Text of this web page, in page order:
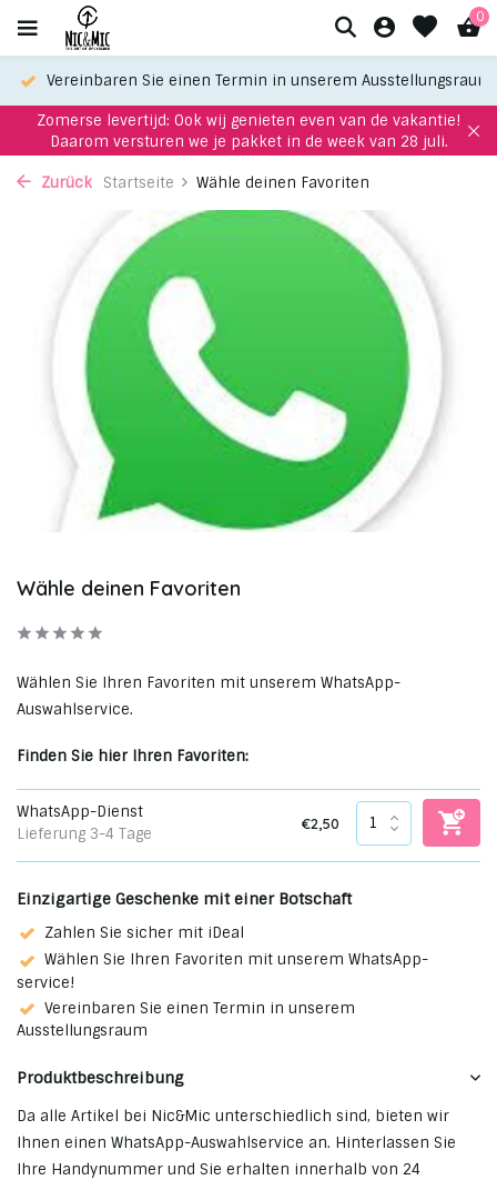
0
Vereinbaren Sie einen Termin in unserem Ausstellungsraum
Zomerse levertijd: Ook wij genieten even van de vakantie!
Daarom versturen we je pakket in de week van 28 juli.
Zurück Startseite Wähle deinen Favoriten
Wähle deinen Favoriten
Wählen Sie Ihren Favoriten mit unserem WhatsApp-
Auswahlservice.
Finden Sie hier Ihren Favoriten:
WhatsApp-Dienst
Lieferung 3-4 Tage
€2,50
Einzigartige Geschenke mit einer Botschaft
Zahlen Sie sicher mit iDeal
Wählen Sie Ihren Favoriten mit unserem WhatsApp-
service!
Vereinbaren Sie einen Termin in unserem
Ausstellungsraum
Produktbeschreibung
Da alle Artikel bei Nic&Mic unterschiedlich sind, bieten wir
Ihnen einen WhatsApp-Auswahlservice an. Hinterlassen Sie
Ihre Handynummer und Sie erhalten innerhalb von 24